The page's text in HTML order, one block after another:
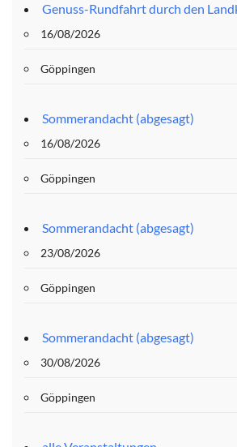
Genuss-Rundfahrt durch den
16/08/2026
Göppingen
Sommerandacht (abgesagt)
16/08/2026
Göppingen
Sommerandacht (abgesagt)
23/08/2026
Göppingen
Sommerandacht (abgesagt)
30/08/2026
Göppingen